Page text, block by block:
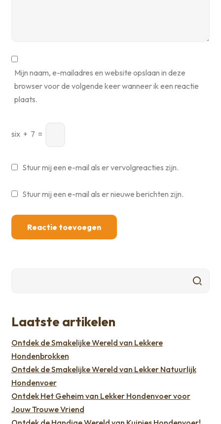
Mijn naam, e-mailadres en website opslaan in deze
browser voor de volgende keer wanneer ik een reactie
plaats.
six + 7 =
Stuur mij een e-mail als er vervolgreacties zijn.
Stuur mij een e-mail als er nieuwe berichten zijn.
Laatste artikelen
Ontdek de Smakelijke Wereld van Lekkere
Hondenbrokken
Ontdek de Smakelijke Wereld van Lekker Natuurlijk
Hondenvoer
Ontdek Het Geheim van Lekker Hondenvoer voor
Jouw Trouwe Vriend